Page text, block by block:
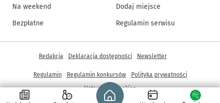
Strona główna - wroclaw.pl
Na weekend
Bezpłatne
Dodaj miejsce
Regulamin serwisu
Inne informacje
Redakcja Deklaracja dostępności Newsletter
Regulamin Regulamin konkursów
Polityka prywatności
Ustawienia cookies